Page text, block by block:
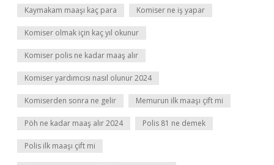
Kaymakam maaşı kaç para Komiser ne iş yapar
Komiser olmak için kaç yıl okunur
Komiser polis ne kadar maaş alır
Komiser yardımcısı nasıl olunur 2024
Komiserden sonra ne gelir Memurun ilk maaşı çift mi
Pöh ne kadar maaş alır 2024 Polis 81 ne demek
Polis ilk maaşı çift mi